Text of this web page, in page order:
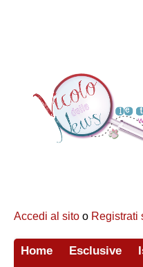
Accedi al sito o Registrati
Home Esclusive